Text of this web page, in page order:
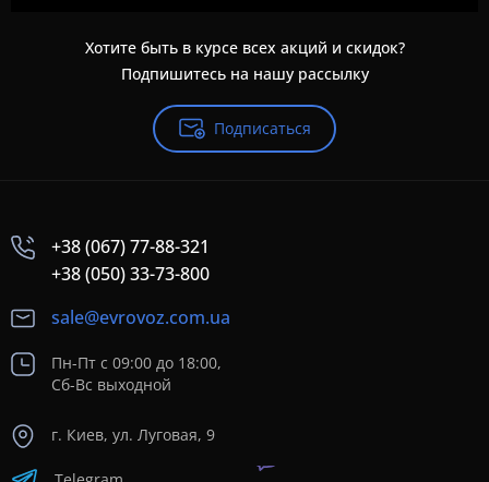
Хотите быть в курсе всех акций и скидок?
Подпишитесь на нашу рассылку
Подписаться
+38 (067) 77-88-321
+38 (050) 33-73-800
sale@evrovoz.com.ua
Пн-Пт с 09:00 до 18:00,
Сб-Вс выходной
г. Киев, ул. Луговая, 9